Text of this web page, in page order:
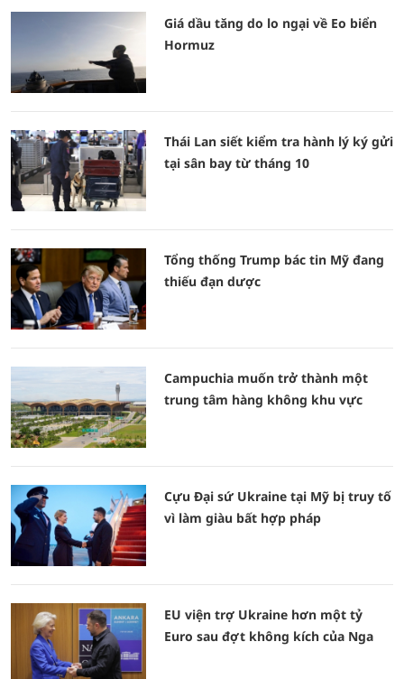
Giá dầu tăng do lo ngại về Eo biển
Hormuz
Thái Lan siết kiểm tra hành lý ký gửi
tại sân bay từ tháng 10
Tổng thống Trump bác tin Mỹ đang
thiếu đạn dược
Campuchia muốn trở thành một
trung tâm hàng không khu vực
Cựu Đại sứ Ukraine tại Mỹ bị truy tố
vì làm giàu bất hợp pháp
EU viện trợ Ukraine hơn một tỷ
Euro sau đợt không kích của Nga